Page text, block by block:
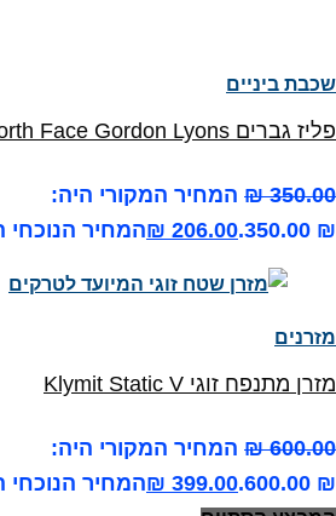
שכבת ביניים
פליז גברים The North Face Gordon Lyons
₪350.00
המחיר המקורי היה:
₪ 350.00.
₪ 206.00 המחיר הנוכחי הוא:
מזרנים
מזרן מתנפח זוגי Klymit Static V
₪600.00
המחיר המקורי היה:
₪ 600.00.
₪ 399.00 המחיר הנוכחי הוא: